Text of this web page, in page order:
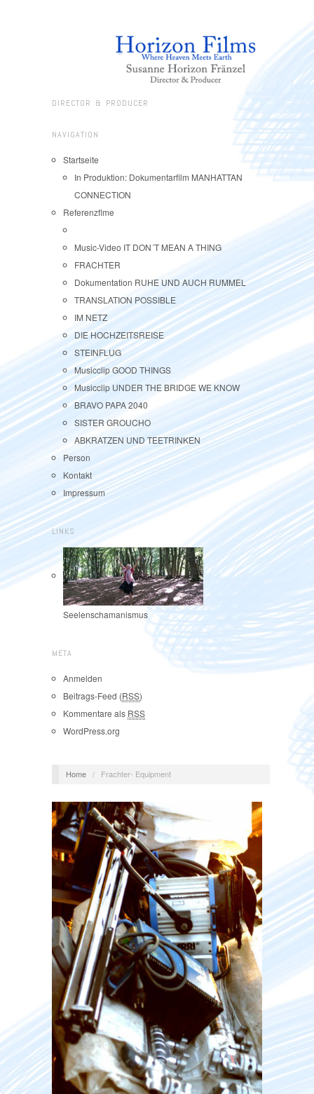
DIRECTOR & PRODUCER
NAVIGATION
Startseite
In Produktion: Dokumentarfilm MANHATTAN
CONNECTION
Referenzflme
Music-Video IT DON´T MEAN A THING
FRACHTER
Dokumentation RUHE UND AUCH RUMMEL
TRANSLATION POSSIBLE
IM NETZ
DIE HOCHZEITSREISE
STEINFLUG
Musicclip GOOD THINGS
Musicclip UNDER THE BRIDGE WE KNOW
BRAVO PAPA 2040
SISTER GROUCHO
ABKRATZEN UND TEETRINKEN
Person
Kontakt
Impressum
LINKS
Seelenschamanismus
META
Anmelden
Beitrags-Feed (RSS)
Kommentare als RSS
WordPress.org
Home / Frachter- Equipment